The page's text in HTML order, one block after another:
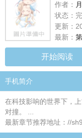
作者：
状态：
更新：
最新：
开始阅读
手机简介
在科技影响的世界下，
对撞。 ...
最新章节推荐地址：//